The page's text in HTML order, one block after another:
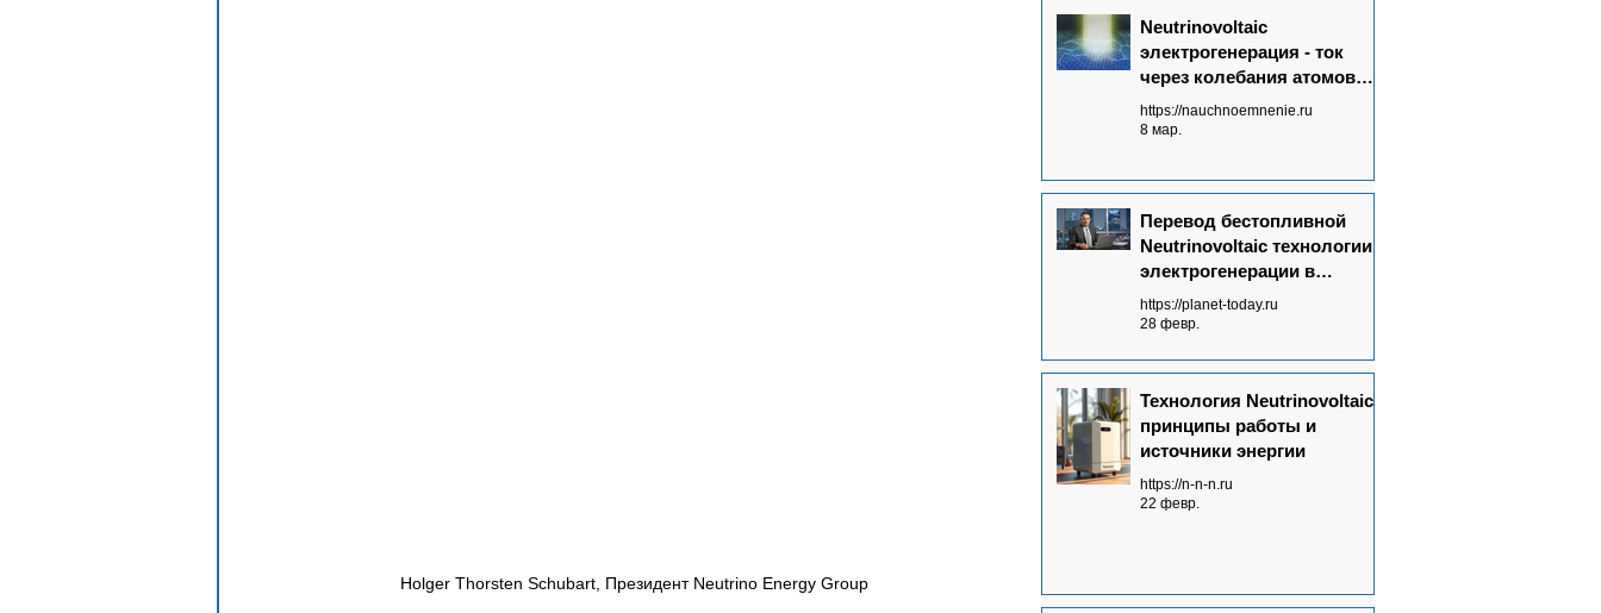
Holger Thorsten Schubart, Президент Neutrino Energy Group
Neutrinovoltaic
электрогенерация - ток
через колебания атомов
графена
https://nauchnoemnenie.ru
8 мар.
Перевод бестопливной
Neutrinovoltaic технологии
электрогенерации в
массовое производство:
ключевые достижения
https://planet-today.ru
28 февр.
Технология Neutrinovoltaic:
принципы работы и
источники энергии
https://n-n-n.ru
22 февр.